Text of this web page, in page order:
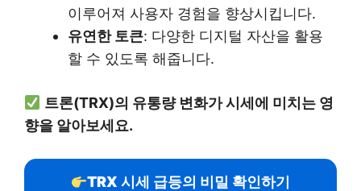
이루어져 사용자 경험을 향상시킵니다.
유연한 토큰: 다양한 디지털 자산을 활용
할 수 있도록 해줍니다.
트론(TRX)의 유통량 변화가 시세에 미치는 영
향을 알아보세요.
TRX 시세 급등의 비밀 확인하기